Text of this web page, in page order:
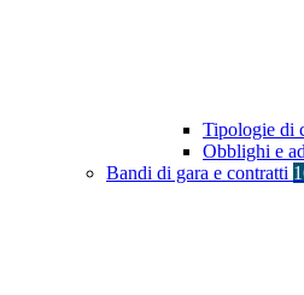
Tipologie di
Obblighi e
Bandi di gara e contratti